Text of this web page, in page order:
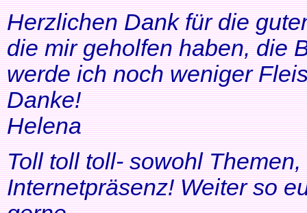
Herzlichen Dank für die
die mir geholfen haben, die
werde ich noch weniger
Danke!
Helena
Toll toll toll- sowohl
Internetpräsenz! Weiter so